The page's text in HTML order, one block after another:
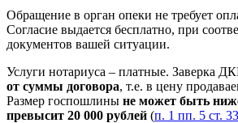
Обращение в орган опеки не требует
Согласие выдается бесплатно, при
документов вашей ситуации.
Услуги нотариуса – платные. Заверка
от суммы договора, т.е. в цену
Размер госпошлины не может быть
превысит 20 000 рублей (п. 1 пп. 5 ст.